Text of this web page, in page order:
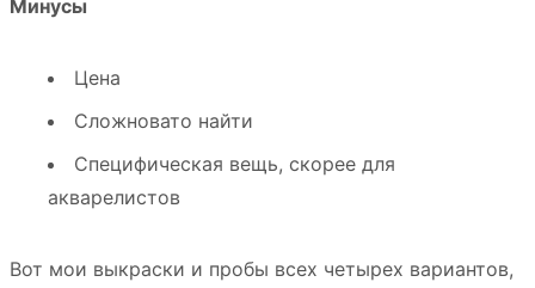
Минусы
Цена
Сложновато найти
Специфическая вещь, скорее для
акварелистов
Вот мои выкраски и пробы всех четырех вариантов,